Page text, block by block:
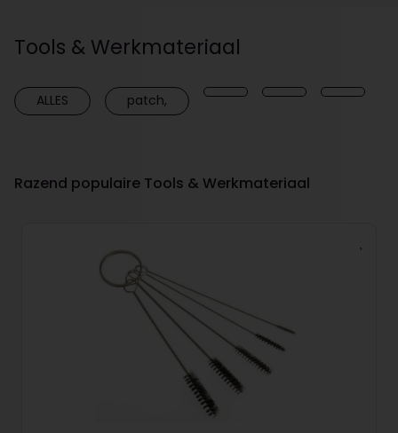
Tools & Werkmateriaal
ALLES patch,
Razend populaire Tools & Werkmateriaal